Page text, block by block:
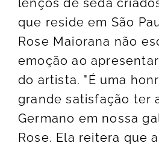
lenços de seda
que reside em São
Rose Maiorana não
emoção ao
do artista. "É uma
grande satisfação ter
Germano em nossa
Rose. Ela reitera que